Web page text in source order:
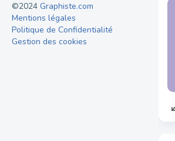
©2024 Graphiste.com
Mentions légales
Politique de Confidentialité
Gestion des cookies